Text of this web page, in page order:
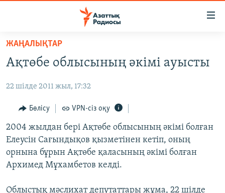
Skip
main
Skip
Navigation
Skip
to
Search
ЖАҢАЛЫҚТАР
САЯСАТ
AZATTYQTV
ҚАҢТАР ОҚИҒАСЫ
АДАМ ҚҰҚЫҚТАРЫ
ӘЛЕУМЕТ
ӘЛЕМ
ЖАҢАЛЫҚТАР
Ақтөбе облысының әкімі ауысты
22 шілде 2011 жыл, 17:32
Бөлісу VPN-сіз оқу
2004 жылдан бері Ақтөбе облысының әкімі болған
Елеусін Сағындықов қызметінен кетіп, оның
орнына бұрын Ақтөбе қаласының әкімі болған
Архимед Мұхамбетов келді.
Облыстық мәслихат депутаттары жұма, 22 шілде